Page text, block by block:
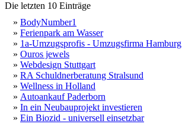
Die letzten 10 Einträge
» BodyNumber1
» Ferienpark am Wasser
» 1a-Umzugsprofis - Umzugsfirma Hamburg
» Ouros jewels
» Webdesign Stuttgart
» RA Schuldnerberatung Stralsund
» Wellness in Holland
» Autoankauf Paderborn
» In ein Neubauprojekt investieren
» Ein Biozid - universell einsetzbar